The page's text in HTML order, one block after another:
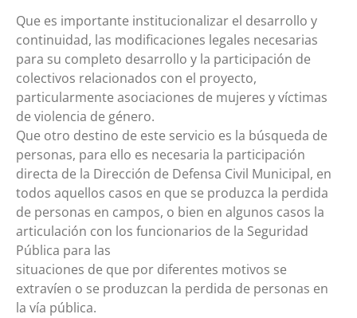
Que es importante institucionalizar el desarrollo y
continuidad, las modificaciones legales necesarias
para su completo desarrollo y la participación de
colectivos relacionados con el proyecto,
particularmente asociaciones de mujeres y víctimas
de violencia de género.
Que otro destino de este servicio es la búsqueda de
personas, para ello es necesaria la participación
directa de la Dirección de Defensa Civil Municipal, en
todos aquellos casos en que se produzca la perdida
de personas en campos, o bien en algunos casos la
articulación con los funcionarios de la Seguridad
Pública para las
situaciones de que por diferentes motivos se
extravíen o se produzcan la perdida de personas en
la vía pública.